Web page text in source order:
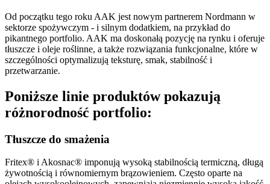
Od początku tego roku AAK jest nowym partnerem Nordmann w
sektorze spożywczym - i silnym dodatkiem, na przykład do
pikantnego portfolio. AAK ma doskonałą pozycję na rynku i oferuje
tłuszcze i oleje roślinne, a także rozwiązania funkcjonalne, które w
szczególności optymalizują teksturę, smak, stabilność i
przetwarzanie.
Poniższe linie produktów pokazują
różnorodność portfolio:
Tłuszcze do smażenia
Fritex® i Akosnac® imponują wysoką stabilnością termiczną, długą
żywotnością i równomiernym brązowieniem. Często oparte na